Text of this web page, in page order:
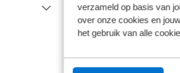
verzameld op basis van
over onze cookies en
het gebruik van alle
Met een
of fitness, of
stadsjungle
De Nulane